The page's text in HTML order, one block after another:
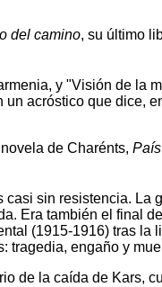
del camino, su último
y "Visión de la
acróstico que dice,
de Charénts,
sin resistencia. La
Era también el final
(1915-1916) tras la
tragedia, engaño y
de la caída de Kars,